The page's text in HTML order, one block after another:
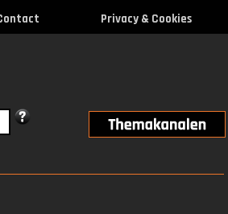
Privacy & Cookies